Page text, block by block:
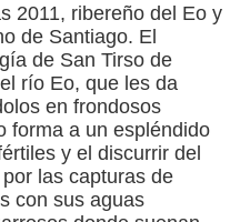
2011, ribereño del Eo y
de Santiago. El
de San Tirso de
río Eo, que les da
en frondosos
forma a un espléndido
y el discurrir del
las capturas de
con sus aguas